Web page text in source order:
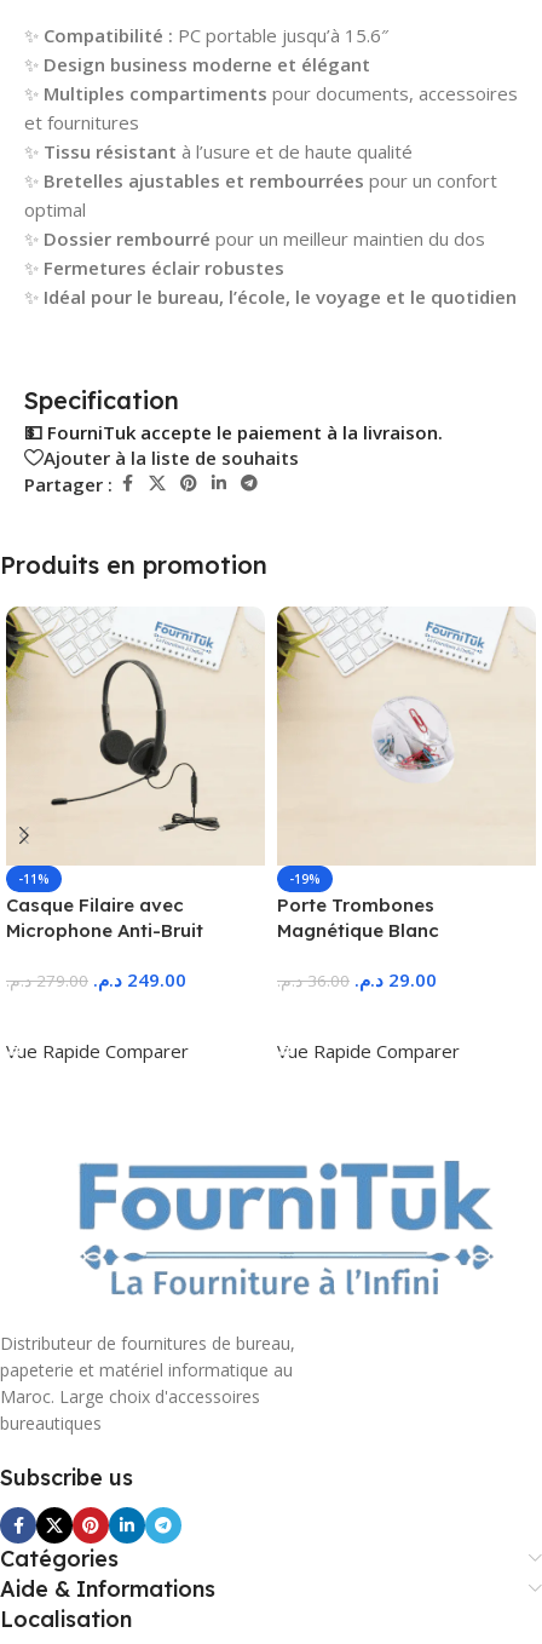
✨ Compatibilité : PC portable jusqu’à 15.6″
✨ Design business moderne et élégant
✨ Multiples compartiments pour documents, accessoires
et fournitures
✨ Tissu résistant à l’usure et de haute qualité
✨ Bretelles ajustables et rembourrées pour un confort
optimal
✨ Dossier rembourré pour un meilleur maintien du dos
✨ Fermetures éclair robustes
✨ Idéal pour le bureau, l’école, le voyage et le quotidien
Specification
💵 FourniTuk accepte le paiement à la livraison.
Ajouter à la liste de souhaits
Partager :
Produits en promotion
-11%
Casque Filaire avec
Microphone Anti-Bruit
279.00 د.م. 249.00 د.م.
Vue Rapide Comparer
-19%
Porte Trombones
Magnétique Blanc
36.00 د.م. 29.00 د.م.
Vue Rapide Comparer
Distributeur de fournitures de bureau,
papeterie et matériel informatique au
Maroc. Large choix d'accessoires
bureautiques
Subscribe us
Catégories
Aide & Informations
Localisation